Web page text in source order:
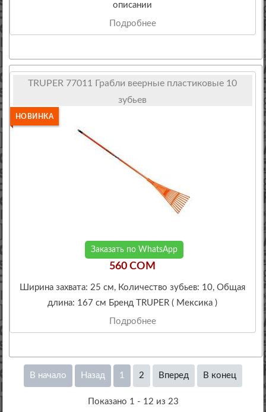
описании
Подробнее
TRUPER 77011 Грабли веерные пластиковые 10
зубьев
НОВИНКА
Заказать по WhatsApp
560 COM
Ширина захвата: 25 см, Количество зубьев: 10, Общая
длина: 167 см Бренд TRUPER ( Мексика )
Подробнее
В начало Назад 1 2 Вперед В конец
Показано 1 - 12 из 23